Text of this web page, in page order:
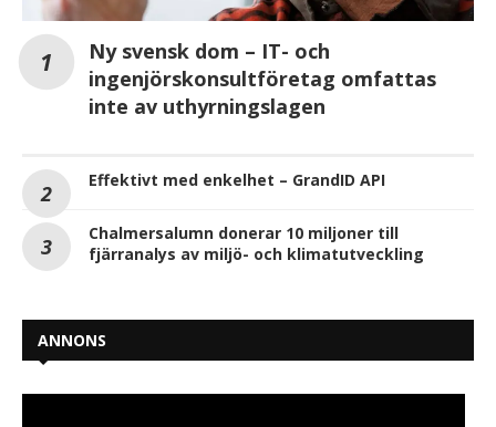
Ny svensk dom – IT- och
ingenjörskonsultföretag omfattas
inte av uthyrningslagen
Effektivt med enkelhet – GrandID API
Chalmersalumn donerar 10 miljoner till
fjärranalys av miljö- och klimatutveckling
ANNONS